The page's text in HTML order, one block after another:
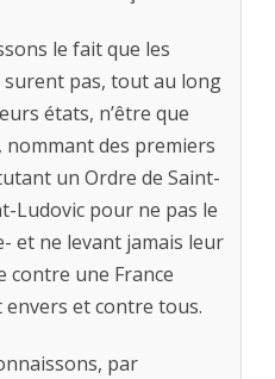
le fait que les
pas, tout au long
états, n’être que
des premiers
un Ordre de Saint-
Ludovic pour ne pas le
et ne levant jamais leur
contre une France
envers et contre tous.
par